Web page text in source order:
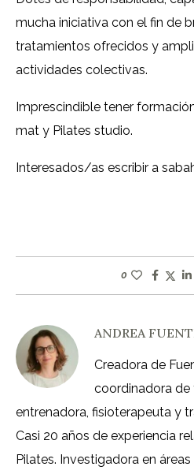
mucha iniciativa con el fin de
tratamientos ofrecidos y
actividades colectivas.
Imprescindible tener
mat y Pilates studio.
Interesados/as escribir a
0
ANDREA
Creadora de
coordinadora de
entrenadora, fisioterapeuta y
Casi 20 años de experiencia
Pilates. Investigadora en